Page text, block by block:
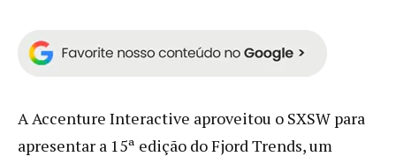
A Accenture Interactive aproveitou o SXSW para
apresentar a 15ª edição do Fjord Trends, um